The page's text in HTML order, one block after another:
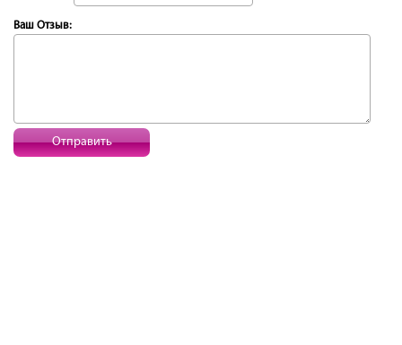
Ваш Отзыв:
Отправить